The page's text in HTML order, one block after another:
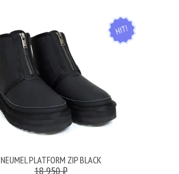
HIT
Подробнее
NEUMEL PLATFORM ZIP BLACK
18 950 ₽